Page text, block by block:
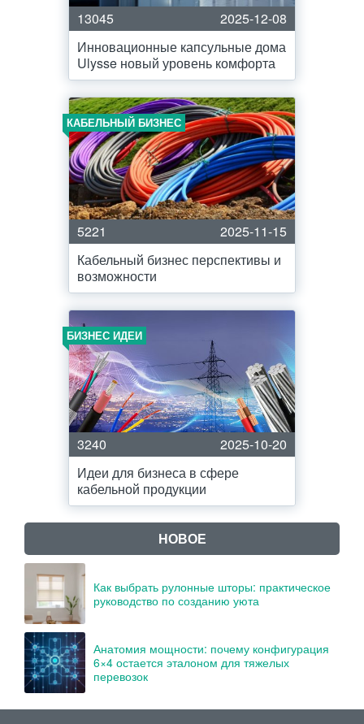
13045
2025-12-08
Инновационные капсульные дома
Ulysse новый уровень комфорта
КАБЕЛЬНЫЙ БИЗНЕС
5221
2025-11-15
Кабельный бизнес перспективы и
возможности
БИЗНЕС ИДЕИ
3240
2025-10-20
Идеи для бизнеса в сфере
кабельной продукции
НОВОЕ
Как выбрать рулонные шторы: практическое
руководство по созданию уюта
Анатомия мощности: почему конфигурация
6×4 остается эталоном для тяжелых
перевозок